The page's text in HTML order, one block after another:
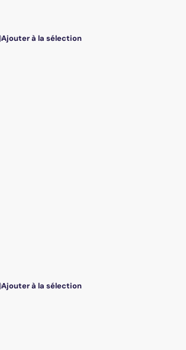
Ajouter à la sélection
Ajouter à la sélection